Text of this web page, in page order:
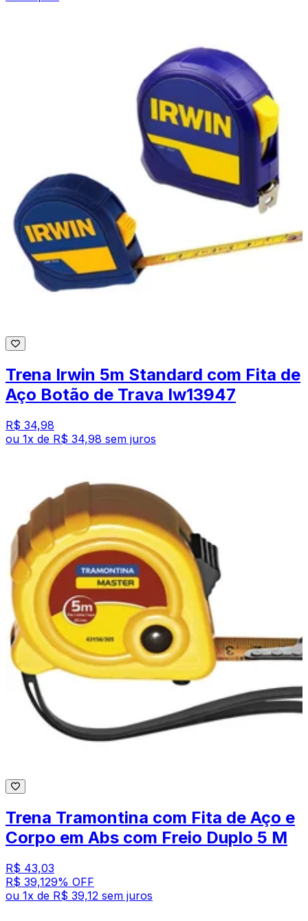
Trena Irwin 5m Standard com Fita de
Aço Botão de Trava Iw13947
R$ 34,98
ou 1x de R$ 34,98 sem juros
Trena Tramontina com Fita de Aço e
Corpo em Abs com Freio Duplo 5 M
R$ 43,03
R$ 39,129% OFF
ou 1x de R$ 39,12 sem juros